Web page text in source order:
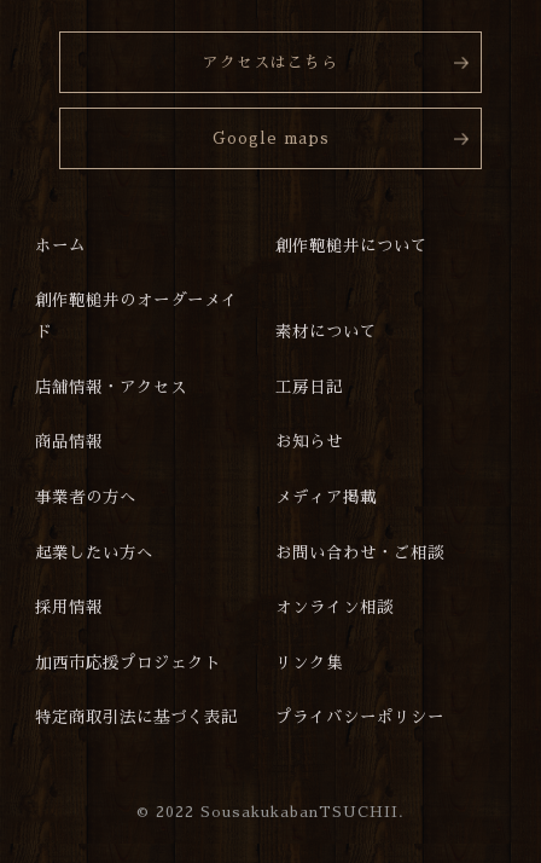
アクセスはこちら
Google maps
ホーム 創作鞄槌井について
創作鞄槌井のオーダーメイ
ド
素材について
店舗情報・アクセス 工房日記
商品情報 お知らせ
事業者の方へ メディア掲載
起業したい方へ お問い合わせ・ご相談
採用情報 オンライン相談
加西市応援プロジェクト リンク集
特定商取引法に基づく表記 プライバシーポリシー
© 2022 SousakukabanTSUCHII.